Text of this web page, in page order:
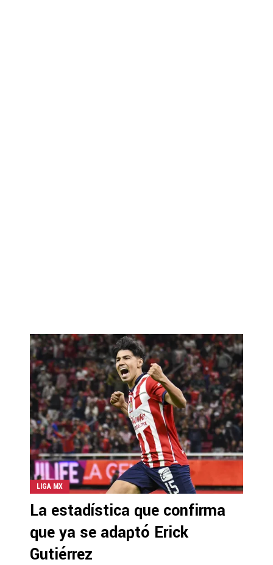
LIGA MX
La estadística que confirma
que ya se adaptó Erick
Gutiérrez